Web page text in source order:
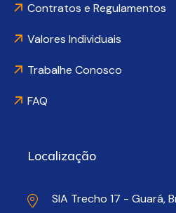
Contratos e Regulamentos
Valores Individuais
Trabalhe Conosco
FAQ
Localização
SIA Trecho 17 - Guará,